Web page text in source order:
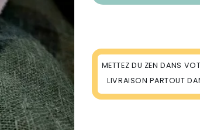
METTEZ DU ZEN DANS
LIVRAISON PARTOUT